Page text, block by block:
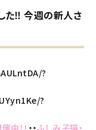
‼︎ 今週の新人さ
?
?
中！！ ・・ふしみ子猫・